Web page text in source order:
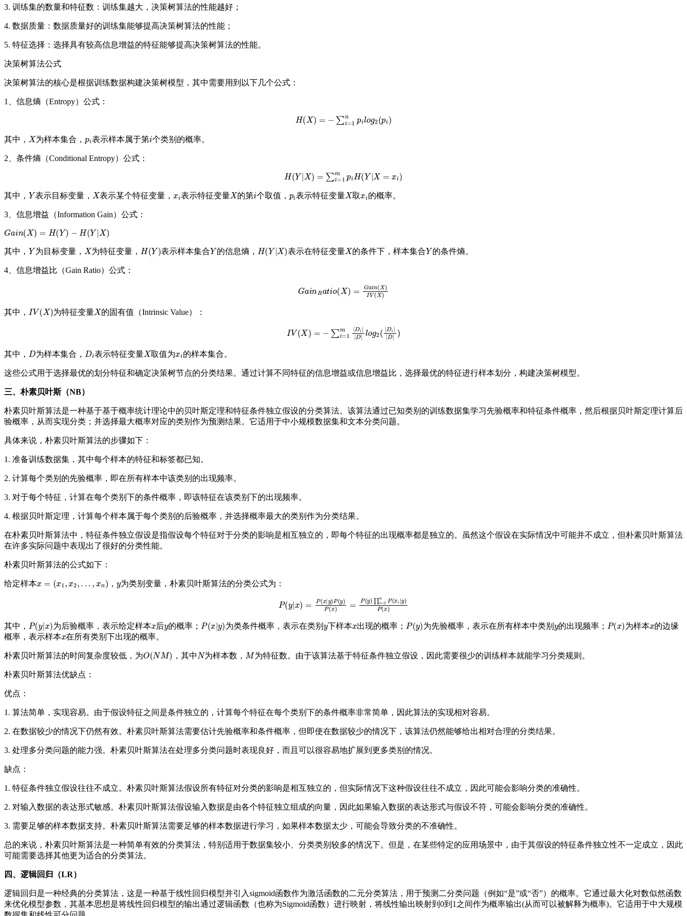
3. 训练集的数量和特征数：训练集越大，决策树算法的性能越好；
4. 数据质量：数据质量好的训练集能够提高决策树算法的性能；
5. 特征选择：选择具有较高信息增益的特征能够提高决策树算法的性能。
决策树算法公式
决策树算法的核心是根据训练数据构建决策树模型，其中需要用到以下几个公式：
1、信息熵（Entropy）公式：
H(X)= =1np g2 i)
其中， X为样本集合， 表示样本属于第i个类别的概率。
2、条件熵（Conditional Entropy）公式：
H(Y|X)= =1m (Y|X=x
其中， Y表示目标变量， X表示某个特征变量， 表示特征变量X的第i个取值， 表示特征变量X取 的概率。
3、信息增益（Information Gain）公式：
Ga n (X)= Y)−H X)
其中， Y为目标变量， X为特征变量， H(Y) 表示样本集合Y的信息熵， H(Y|X) 表示在特征变量X的条件下，样本集合Y的条件熵。
4、信息增益比（Gain Ratio）公式：
Ga n i o X)= in(X)IV
其中， IV(X) 为特征变量X的固有值（Intrinsic Value）：
IV(X)= =1m|D ||D| lo ( Di| D
其中， D为样本集合， Di 表示特征变量X取值为 的样本集合。
这些公式用于选择最优的划分特征和确定决策树节点的分类结果。通过计算不同特征的信息增益或信息增益比，选择最优的特征进行样本划分，构建决策树模型。
三、朴素贝叶斯（NB）
朴素贝叶斯算法是一种基于基于概率统计理论中的贝叶斯定理和特征条件独立假设的分类算法。该算法通过已知类别的训练数据集学习先验概率和特征条件概率，然后根据贝叶斯定理计算后
验概率，从而实现分类；并选择最大概率对应的类别作为预测结果。它适用于中小规模数据集和文本分类问题。
具体来说，朴素贝叶斯算法的步骤如下：
1. 准备训练数据集，其中每个样本的特征和标签都已知。
2. 计算每个类别的先验概率，即在所有样本中该类别的出现频率。
3. 对于每个特征，计算在每个类别下的条件概率，即该特征在该类别下的出现频率。
4. 根据贝叶斯定理，计算每个样本属于每个类别的后验概率，并选择概率最大的类别作为分类结果。
在朴素贝叶斯算法中，特征条件独立假设是指假设每个特征对于分类的影响是相互独立的，即每个特征的出现概率都是独立的。虽然这个假设在实际情况中可能并不成立，但朴素贝叶斯算法
在许多实际问题中表现出了很好的分类性能。
朴素贝叶斯算法的公式如下：
给定样本 1 ， 为类别变量，朴素贝叶斯算法的分类公式为：
P(y x = x|y)P(y)P =P(y)∏i =1nP(
其中， P(y x 为后验概率，表示给定样本 后 y的概率； P(x y ) 为类条件概率，表示在类别 y下样本 出现的概率； P(y ) 为先验概率，表示在所有样本中类别 的出现频率； P(x ) 为样本 的边缘
概率，表示样本x在所有类别下出现的概率。
朴素贝叶斯算法的时间复杂度较低，为O(NM ) ，其中 N为样本数， M为特征数。由于该算法基于特征条件独立假设，因此需要很少的训练样本就能学习分类规则。
朴素贝叶斯算法优缺点：
优点：
1. 算法简单，实现容易。由于假设特征之间是条件独立的，计算每个特征在每个类别下的条件概率非常简单，因此算法的实现相对容易。
2. 在数据较少的情况下仍然有效。朴素贝叶斯算法需要估计先验概率和条件概率，但即使在数据较少的情况下，该算法仍然能够给出相对合理的分类结果。
3. 处理多分类问题的能力强。朴素贝叶斯算法在处理多分类问题时表现良好，而且可以很容易地扩展到更多类别的情况。
缺点：
1. 特征条件独立假设往往不成立。朴素贝叶斯算法假设所有特征对分类的影响是相互独立的，但实际情况下这种假设往往不成立，因此可能会影响分类的准确性。
2. 对输入数据的表达形式敏感。朴素贝叶斯算法假设输入数据是由各个特征独立组成的向量，因此如果输入数据的表达形式与假设不符，可能会影响分类的准确性。
3. 需要足够的样本数据支持。朴素贝叶斯算法需要足够的样本数据进行学习，如果样本数据太少，可能会导致分类的不准确性。
总的来说，朴素贝叶斯算法是一种简单有效的分类算法，特别适用于数据集较小、分类类别较多的情况下。但是，在某些特定的应用场景中，由于其假设的特征条件独立性不一定成立，因此
可能需要选择其他更为适合的分类算法。
四、逻辑回归（LR）
逻辑回归是一种经典的分类算法，这是一种基于线性回归模型并引入sigmoid函数作为激活函数的二元分类算法，用于预测二分类问题（例如“是”或“否”）的概率。它通过最大化对数似然函数
来优化模型参数，其基本思想是将线性回归模型的输出通过逻辑函数（也称为Sigmoid函数）进行映射，将线性输出映射到0到1之间作为概率输出(从而可以被解释为概率)。它适用于中大规模